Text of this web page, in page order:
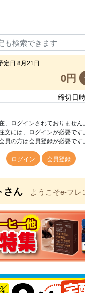
定日 8月21日
0円
締切日
、ログインされておりません。
文には、ログインが必要です。
員の方は会員登録が必要です。
ログイン 会員登録
さんようこそe-フレ